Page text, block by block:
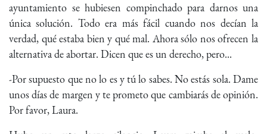
ayuntamiento se hubiesen compinchado para darnos una
única solución. Todo era más fácil cuando nos decían la
verdad, qué estaba bien y qué mal. Ahora sólo nos ofrecen la
alternativa de abortar. Dicen que es un derecho, pero...
-Por supuesto que no lo es y tú lo sabes. No estás sola. Dame
unos días de margen y te prometo que cambiarás de opinión.
Por favor, Laura.